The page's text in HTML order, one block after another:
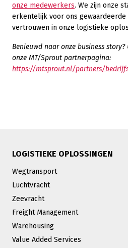
onze medewerkers. We zijn onze
erkentelijk voor ons
vertrouwen in onze logistieke
Benieuwd naar onze business
onze MT/Sprout partnerpagina:
https://mtsprout.nl/partners/
LOGISTIEKE OPLOSSINGEN
Wegtransport
Luchtvracht
Zeevracht
Freight Management
Warehousing
Value Added Services